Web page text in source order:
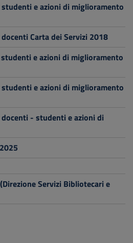
e azioni di miglioramento
Carta dei Servizi 2018
e azioni di miglioramento
e azioni di miglioramento
- studenti e azioni di
Servizi Bibliotecari e